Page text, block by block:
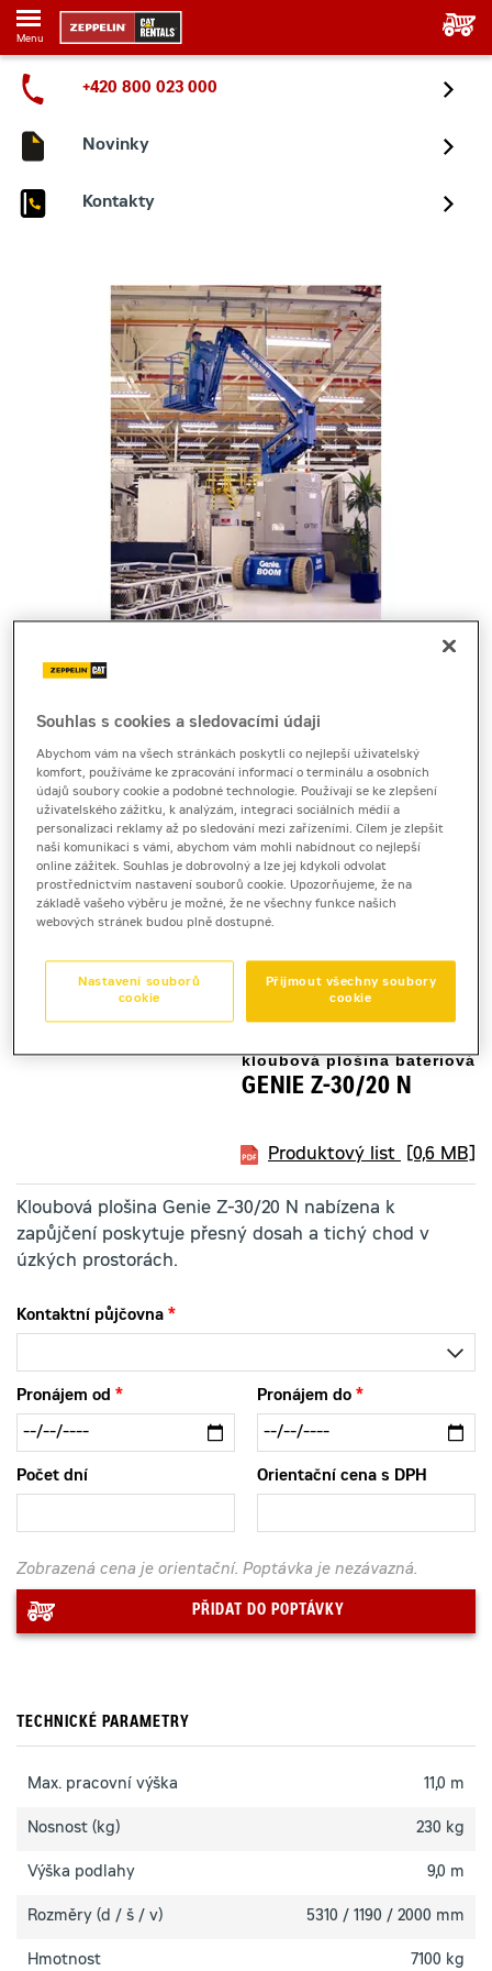
Menu
+420 800 023 000
Novinky
Kontakty
Cena za pronájem
1 - 22 dnů
1 730 Kč bez DPH
2 093 Kč s DPH
23 a více dnů
1 460 Kč bez DPH
1 766 Kč s DPH
Kauce
30 000 Kč
kloubová plošina bateriová
GENIE Z-30/20 N
Produktový list [0,6 MB]
Kloubová plošina Genie Z-30/20 N nabízena k
zapůjčení poskytuje přesný dosah a tichý chod v
úzkých prostorách.
Kontaktní půjčovna
Pronájem od Pronájem do
Počet dní Orientační cena s DPH
Zobrazená cena je orientační. Poptávka je nezávazná.
PŘIDAT DO POPTÁVKY
TECHNICKÉ PARAMETRY
Max. pracovní výška 11,0 m
Nosnost (kg) 230 kg
Výška podlahy 9,0 m
Rozměry (d / š / v) 5310 / 1190 / 2000 mm
Hmotnost 7100 kg
Souhlas s cookies a sledovacími údaji
Abychom vám na všech stránkách poskytli co nejlepší uživatelský
komfort, používáme ke zpracování informací o terminálu a osobních
údajů soubory cookie a podobné technologie. Používají se ke zlepšení
uživatelského zážitku, k analýzám, integraci sociálních médií a
personalizaci reklamy až po sledování mezi zařízeními. Cílem je zlepšit
naši komunikaci s vámi, abychom vám mohli nabídnout co nejlepší
online zážitek. Souhlas je dobrovolný a lze jej kdykoli odvolat
prostřednictvím nastavení souborů cookie. Upozorňujeme, že na
základě vašeho výběru je možné, že ne všechny funkce našich
webových stránek budou plně dostupné.
Přijmout všechny soubory
cookie
Nastavení souborů
cookie